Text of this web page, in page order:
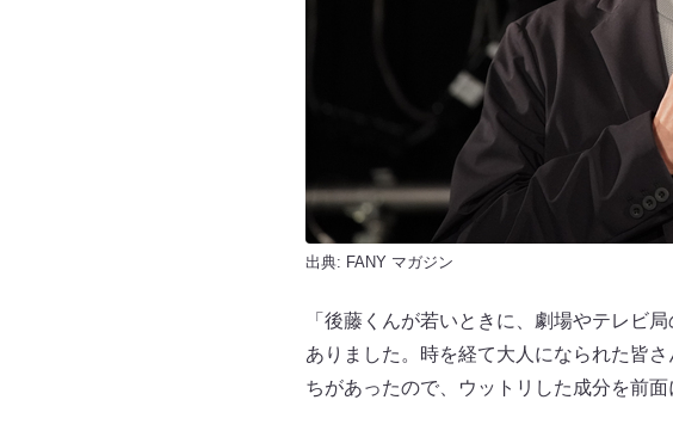
出典: FANY マガジン
「後藤くんが若いときに、劇場やテレビ
ありました。時を経て大人になられた皆
ちがあったので、ウットリした成分を前面